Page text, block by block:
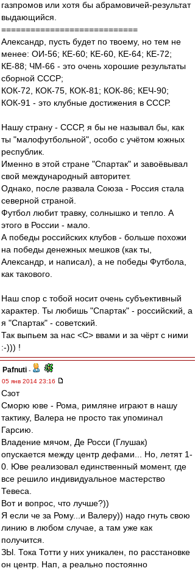
газпромов или хотя бы абрамовичей-результат
выдающийся.
============================
Александр, пусть будет по твоему, но тем не
менее: ОИ-56; КЕ-60; КЕ-60, КЕ-64; КЕ-72;
КЕ-88; ЧМ-66 - это очень хорошие результаты
сборной СССР;
КОК-72, КОК-75, КОК-81; КОК-86; КЕЧ-90;
КОК-91 - это клубные достижения в СССР.
Нашу страну - СССР, я бы не называл бы, как
ты "малофутбольной", особо с учётом южных
республик.
Именно в этой стране "Спартак" и завоёвывал
свой международный авторитет.
Однако, после развала Союза - Россия стала
северной страной.
Футбол любит травку, солнышко и тепло. А
этого в России - мало.
А победы российских клубов - больше похожи
на победы денежных мешков (как ты,
Александр, и написал), а не победы Футбола,
как такового.
Наш спор с тобой носит очень субъективный
характер. Ты любишь "Спартак" - российский, а
я "Спартак" - советский.
Так выпьем за нас <C> ввами и за чёрт с ними
:-))) !
Pafnuti -
05 янв 2014 23:16
Сзот
Сморю юве - Рома, римляне играют в нашу
тактику, Валера не просто так упоминал
Гарсию.
Владение мячом, Де Росси (Глушак)
опускается между центр дефами... Но, летят 1-
0. Юве реализовал единственный момент, где
все решило индивидуальное мастерство
Тевеса.
Вот и вопрос, что лучше?))
Я если че за Рому...и Валеру)) надо гнуть свою
линию в любом случае, а там уже как
получится.
ЗЫ. Тока Тотти у них уникален, по расстановке
он центр. Нап, а реально постоянно